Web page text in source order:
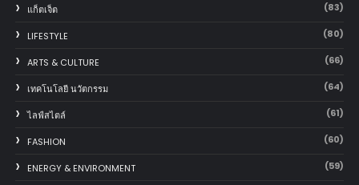
แก็ตเจ็ต (83)
LIFESTYLE (80)
ARTS & CULTURE (66)
เทคโนโลยี นวัตกรรม (64)
ไลฟ์สไตล์ (61)
FASHION (60)
ENERGY & ENVIRONMENT (59)